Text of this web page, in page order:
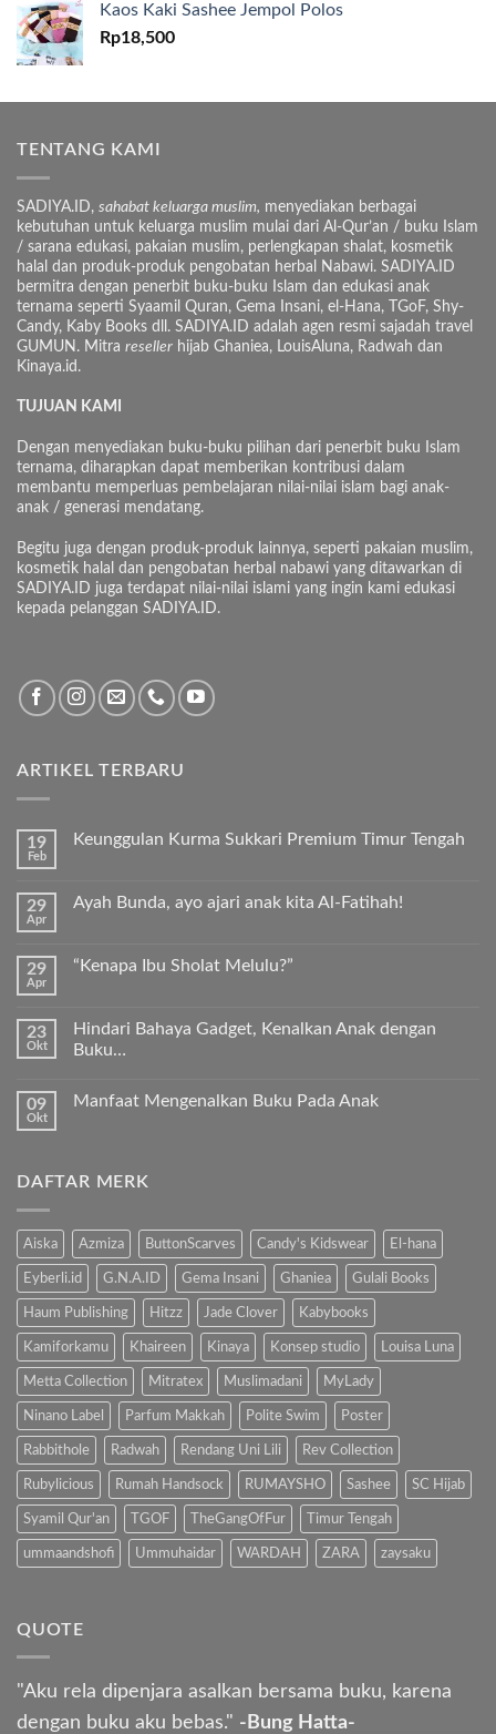
Kaos Kaki Sashee Jempol Polos
Rp18,500
TENTANG KAMI
SADIYA.ID, sahabat keluarga muslim, menyediakan berbagai
kebutuhan untuk keluarga muslim mulai dari Al-Qur’an / buku Islam
/ sarana edukasi, pakaian muslim, perlengkapan shalat, kosmetik
halal dan produk-produk pengobatan herbal Nabawi. SADIYA.ID
bermitra dengan penerbit buku-buku Islam dan edukasi anak
ternama seperti Syaamil Quran, Gema Insani, el-Hana, TGoF, Shy-
Candy, Kaby Books dll. SADIYA.ID adalah agen resmi sajadah travel
GUMUN. Mitra reseller hijab Ghaniea, LouisAluna, Radwah dan
Kinaya.id.
TUJUAN KAMI
Dengan menyediakan buku-buku pilihan dari penerbit buku Islam
ternama, diharapkan dapat memberikan kontribusi dalam
membantu memperluas pembelajaran nilai-nilai islam bagi anak-
anak / generasi mendatang.
Begitu juga dengan produk-produk lainnya, seperti pakaian muslim,
kosmetik halal dan pengobatan herbal nabawi yang ditawarkan di
SADIYA.ID juga terdapat nilai-nilai islami yang ingin kami edukasi
kepada pelanggan SADIYA.ID.
ARTIKEL TERBARU
19
Feb
Keunggulan Kurma Sukkari Premium Timur Tengah
pada
Premium
29
Apr
Ayah Bunda, ayo ajari anak kita Al-Fatihah!
pada
ajari
kita
29
Apr
“Kenapa Ibu Sholat Melulu?”
pada
“Kenapa
23
Okt
Hindari Bahaya Gadget, Kenalkan Anak dengan
Buku…
komentar
Kenalkan
Anak
09
Okt
Manfaat Mengenalkan Buku Pada Anak
Manfaat
Anak
DAFTAR MERK
Aiska Azmiza ButtonScarves Candy's Kidswear El-hana
Eyberli.id G.N.A.ID Gema Insani Ghaniea Gulali Books
Haum Publishing Hitzz Jade Clover Kabybooks
Kamiforkamu Khaireen Kinaya Konsep studio Louisa Luna
Metta Collection Mitratex Muslimadani MyLady
Ninano Label Parfum Makkah Polite Swim Poster
Rabbithole Radwah Rendang Uni Lili Rev Collection
Rubylicious Rumah Handsock RUMAYSHO Sashee SC Hijab
Syamil Qur'an TGOF TheGangOfFur Timur Tengah
ummaandshofi Ummuhaidar WARDAH ZARA zaysaku
QUOTE
"Aku rela dipenjara asalkan bersama buku, karena
dengan buku aku bebas." -Bung Hatta-